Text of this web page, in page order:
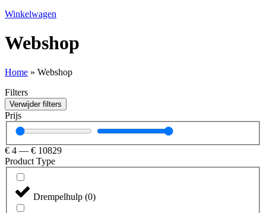
Winkelwagen
Webshop
Home » Webshop
Filters
Verwijder filters
Prijs
€ 4 — € 10829
Product Type
Drempelhulp (0)